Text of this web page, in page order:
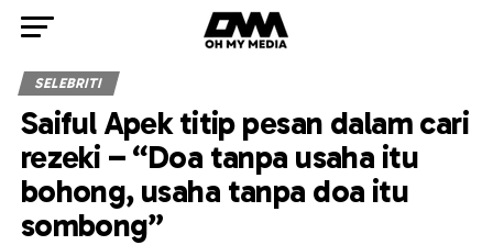
SELEBRITI
Saiful Apek titip pesan dalam cari
rezeki – “Doa tanpa usaha itu
bohong, usaha tanpa doa itu
sombong”